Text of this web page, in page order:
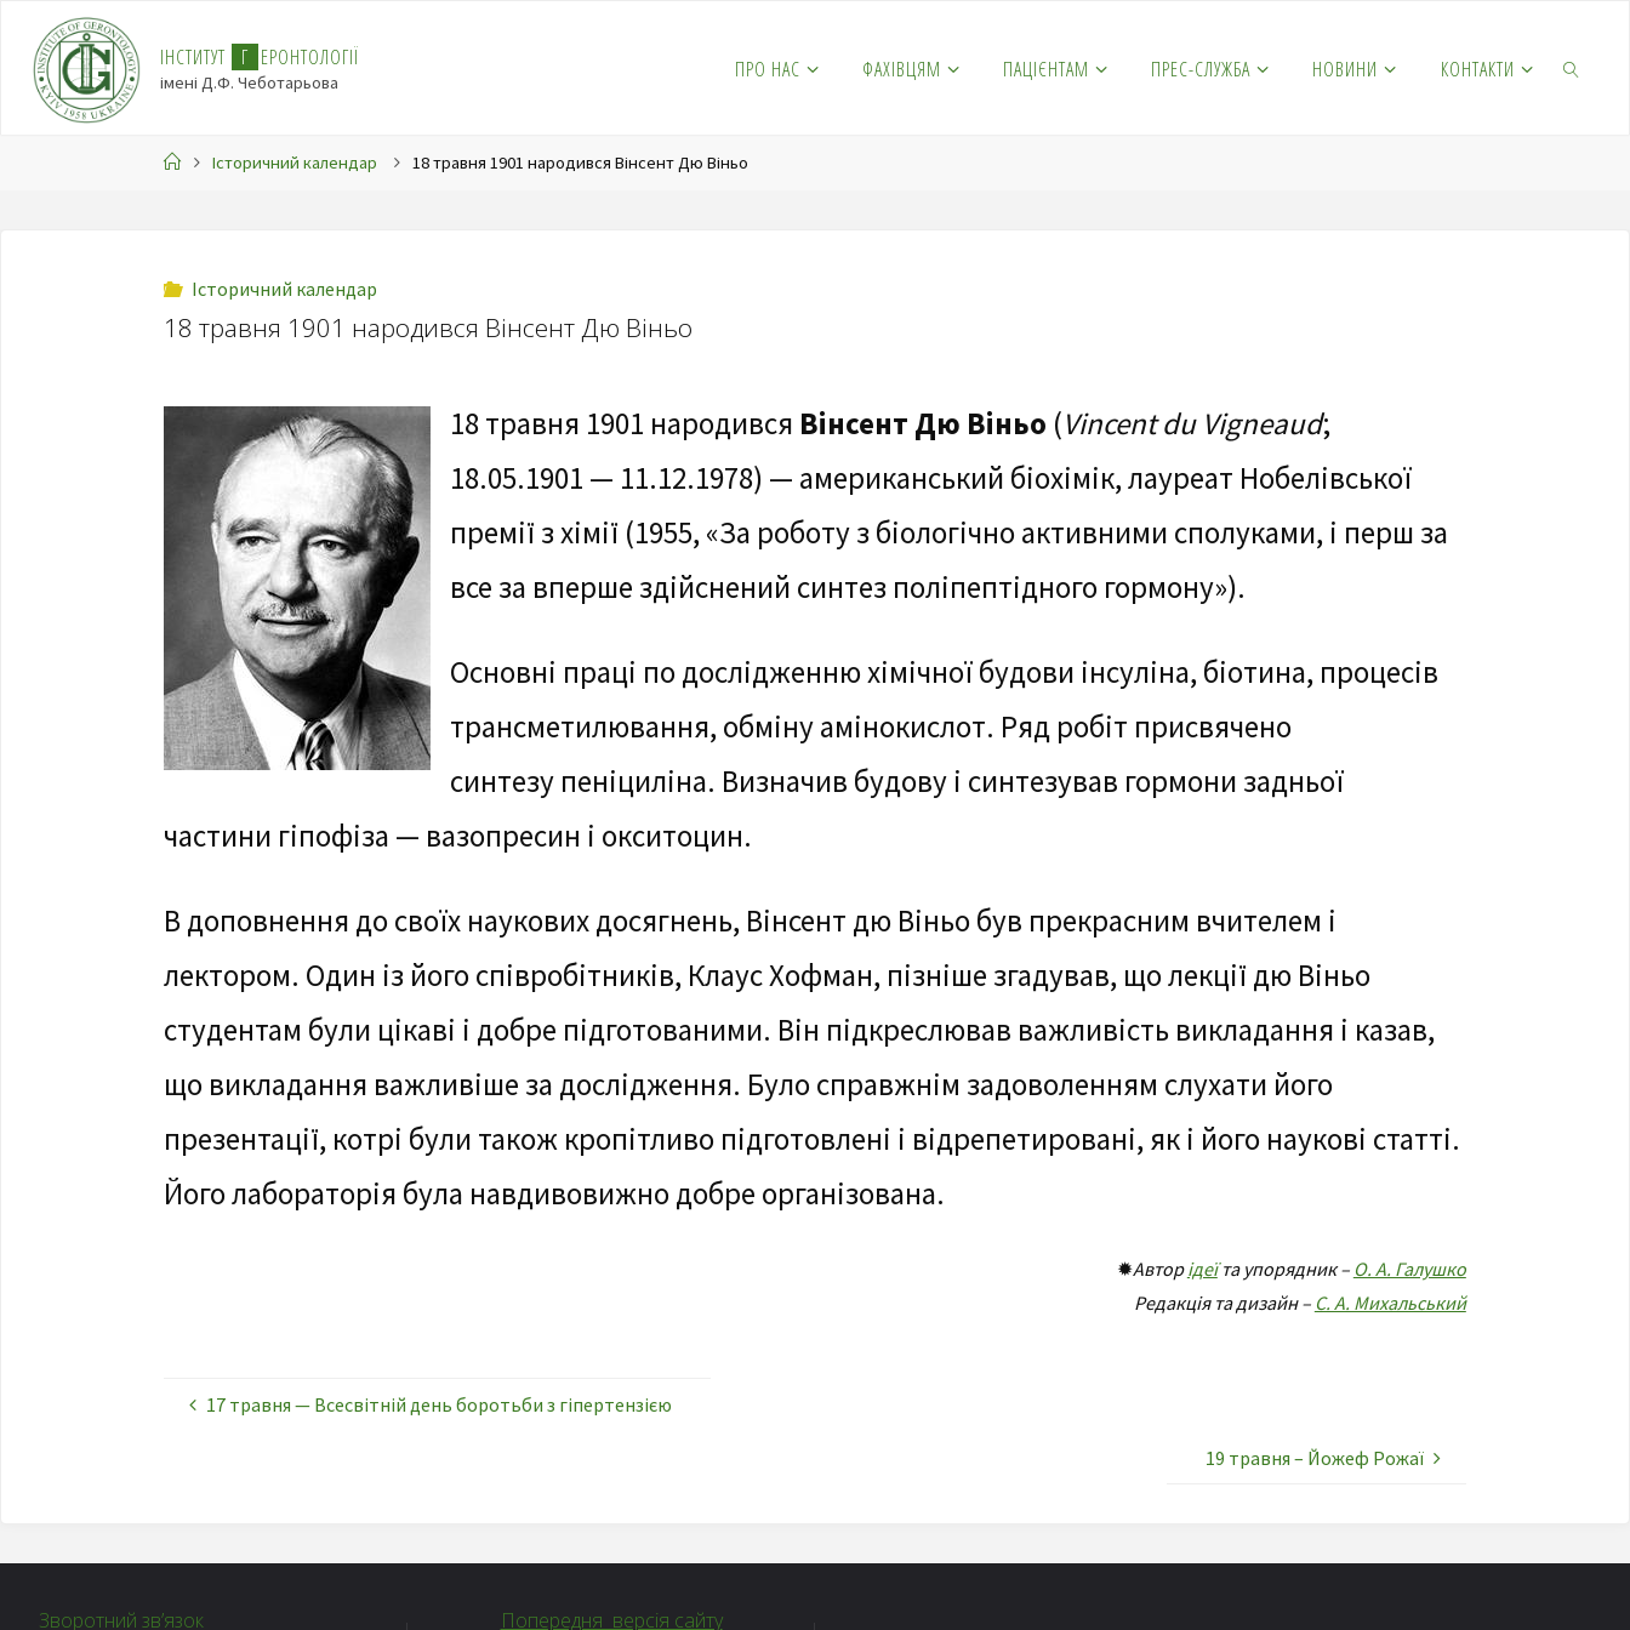
ІНСТИТУТ Г ЕРОНТОЛОГІЇ
імені Д.Ф. Чеботарьова ПРО НАС ФАХІВЦЯМ ПАЦІЄНТАМ ПРЕС-СЛУЖБА НОВИНИ КОНТАКТИ
Історичний календар 18 травня 1901 народився Вінсент Дю Віньо
Історичний календар
18 травня 1901 народився Вінсент Дю Віньо
18 травня 1901 народився Вінсент Дю Віньо (Vincent du Vigneaud;
18.05.1901 — 11.12.1978) — американський біохімік, лауреат Нобелівської
премії з хімії (1955, «За роботу з біологічно активними сполуками, і перш за
все за вперше здійснений синтез поліпептідного гормону»).
Основні праці по дослідженню хімічної будови інсуліна, біотина, процесів
трансметилювання, обміну амінокислот. Ряд робіт присвячено
синтезу пеніциліна. Визначив будову і синтезував гормони задньої
частини гіпофіза — вазопресин і окситоцин.
В доповнення до своїх наукових досягнень, Вінсент дю Віньо був прекрасним вчителем і
лектором. Один із його співробітників, Клаус Хофман, пізніше згадував, що лекції дю Віньо
студентам були цікаві і добре підготованими. Він підкреслював важливість викладання і казав,
що викладання важливіше за дослідження. Було справжнім задоволенням слухати його
презентації, котрі були також кропітливо підготовлені і відрепетировані, як і його наукові статті.
Його лабораторія була навдивовижно добре організована.
✹Авторідеїта упорядник – О. А. Галушко
Редакція та дизайн – С. А. Михальський
17 травня — Всесвітній день боротьби з гіпертензією
19 травня – Йожеф Рожаї
Зворотний зв’язок Попередня версія сайту